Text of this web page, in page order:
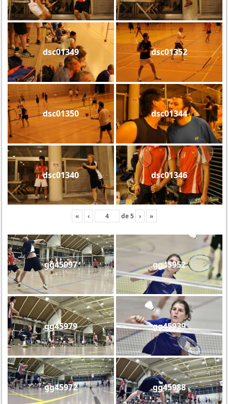
dsc01349 dsc01352
dsc01350 dsc01344
dsc01340 dsc01346
« ‹ de5 › »
gg45997 gg45952
gg45979 gg45939
gg45972 gg45988